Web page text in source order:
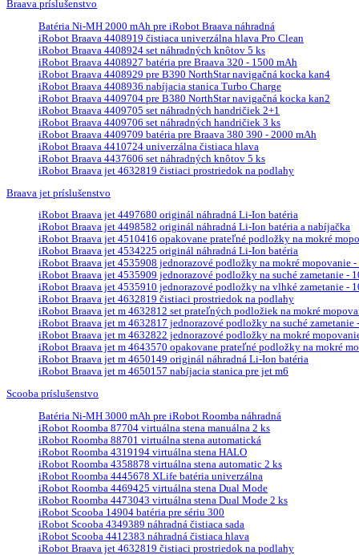
Braava príslušenstvo
Batéria Ni-MH 2000 mAh pre iRobot Braava náhradná
iRobot Braava 4408919 čistiaca univerzálna hlava Pro Clean
iRobot Braava 4408924 set náhradných knôtov 5 ks
iRobot Braava 4408927 batéria pre Braava 320 - 1500 mAh
iRobot Braava 4408929 pre B390 NorthStar navigačná kocka kan4
iRobot Braava 4408936 nabíjacia stanica Turbo Charge
iRobot Braava 4409704 pre B380 NorthStar navigačná kocka kan2
iRobot Braava 4409705 set náhradných handričiek 2+1
iRobot Braava 4409706 set náhradných handričiek 3 ks
iRobot Braava 4409709 batéria pre Braava 380 390 - 2000 mAh
iRobot Braava 4410724 univerzálna čistiaca hlava
iRobot Braava 4437606 set náhradných knôtov 5 ks
iRobot Braava jet 4632819 čistiaci prostriedok na podlahy
Braava jet príslušenstvo
iRobot Braava jet 4497680 originál náhradná Li-Ion batéria
iRobot Braava jet 4498582 originál náhradná Li-Ion batéria a nabíjačka
iRobot Braava jet 4510416 opakovane prateľné podložky na mokré
iRobot Braava jet 4534225 originál náhradná Li-Ion batéria
iRobot Braava jet 4535908 jednorazové podložky na mokré mopovanie
iRobot Braava jet 4535909 jednorazové podložky na suché zametanie -
iRobot Braava jet 4535910 jednorazové podložky na vlhké zametanie -
iRobot Braava jet 4632819 čistiaci prostriedok na podlahy
iRobot Braava jet m 4632812 set prateľných podložiek na mokré
iRobot Braava jet m 4632817 jednorazové podložky na suché zametanie
iRobot Braava jet m 4632822 jednorazové podložky na mokré
iRobot Braava jet m 4643570 opakovane prateľné podložky na mokré
iRobot Braava jet m 4650149 originál náhradná Li-Ion batéria
iRobot Braava jet m 4650157 nabíjacia stanica pre jet m6
Scooba príslušenstvo
Batéria Ni-MH 3000 mAh pre iRobot Roomba náhradná
iRobot Roomba 87704 virtuálna stena manuálna 2 ks
iRobot Roomba 88701 virtuálna stena automatická
iRobot Roomba 4319194 virtuálna stena HALO
iRobot Roomba 4358878 virtuálna stena automatic 2 ks
iRobot Roomba 4445678 XLife batéria univerzálna
iRobot Roomba 4469425 virtuálna stena Dual Mode
iRobot Roomba 4473043 virtuálna stena Dual Mode 2 ks
iRobot Scooba 14904 batéria pre sériu 300
iRobot Scooba 4349389 náhradná čistiaca sada
iRobot Scooba 4412383 náhradná čistiaca hlava
iRobot Braava jet 4632819 čistiaci prostriedok na podlahy